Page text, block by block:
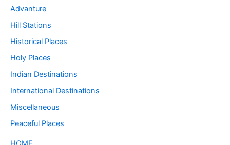
Advanture
Hill Stations
Historical Places
Holy Places
Indian Destinations
International Destinations
Miscellaneous
Peaceful Places